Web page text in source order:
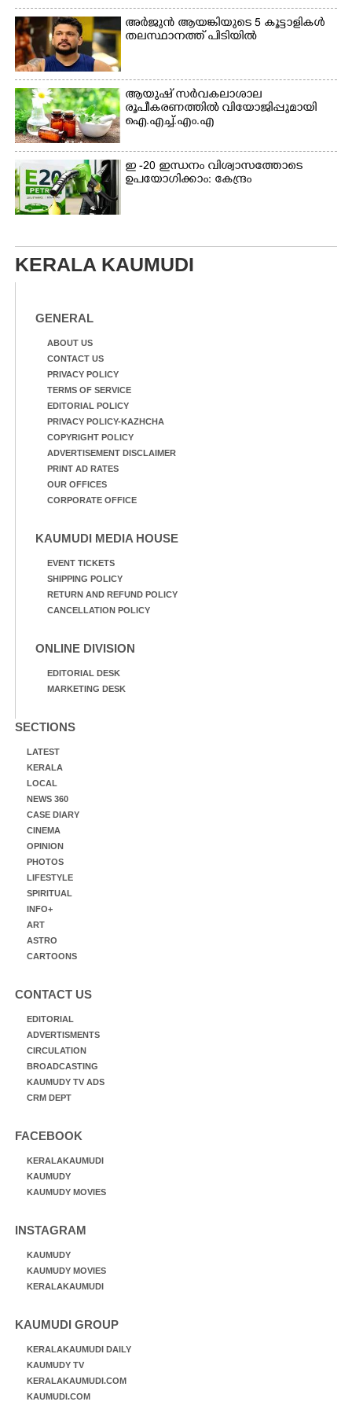
അർജുൻ ആയങ്കിയുടെ 5 കൂട്ടാളികൾ
തലസ്ഥാനത്ത് പിടിയിൽ
ആയുഷ് സർവകലാശാല
രൂപീകരണത്തിൽ വിയോജിപ്പുമായി
ഐ.എച്ച്.എം.എ
ഇ -20 ഇന്ധനം വിശ്വാസത്തോടെ
ഉപയോഗിക്കാം: കേന്ദ്രം
KERALA KAUMUDI
GENERAL
ABOUT US
CONTACT US
PRIVACY POLICY
TERMS OF SERVICE
EDITORIAL POLICY
PRIVACY POLICY-KAZHCHA
COPYRIGHT POLICY
ADVERTISEMENT DISCLAIMER
PRINT AD RATES
OUR OFFICES
CORPORATE OFFICE
KAUMUDI MEDIA HOUSE
EVENT TICKETS
SHIPPING POLICY
RETURN AND REFUND POLICY
CANCELLATION POLICY
ONLINE DIVISION
EDITORIAL DESK
MARKETING DESK
SECTIONS
LATEST
KERALA
LOCAL
NEWS 360
CASE DIARY
CINEMA
OPINION
PHOTOS
LIFESTYLE
SPIRITUAL
INFO+
ART
ASTRO
CARTOONS
CONTACT US
EDITORIAL
ADVERTISMENTS
CIRCULATION
BROADCASTING
KAUMUDY TV ADS
CRM DEPT
FACEBOOK
KERALAKAUMUDI
KAUMUDY
KAUMUDY MOVIES
INSTAGRAM
KAUMUDY
KAUMUDY MOVIES
KERALAKAUMUDI
KAUMUDI GROUP
KERALAKAUMUDI DAILY
KAUMUDY TV
KERALAKAUMUDI.COM
KAUMUDI.COM